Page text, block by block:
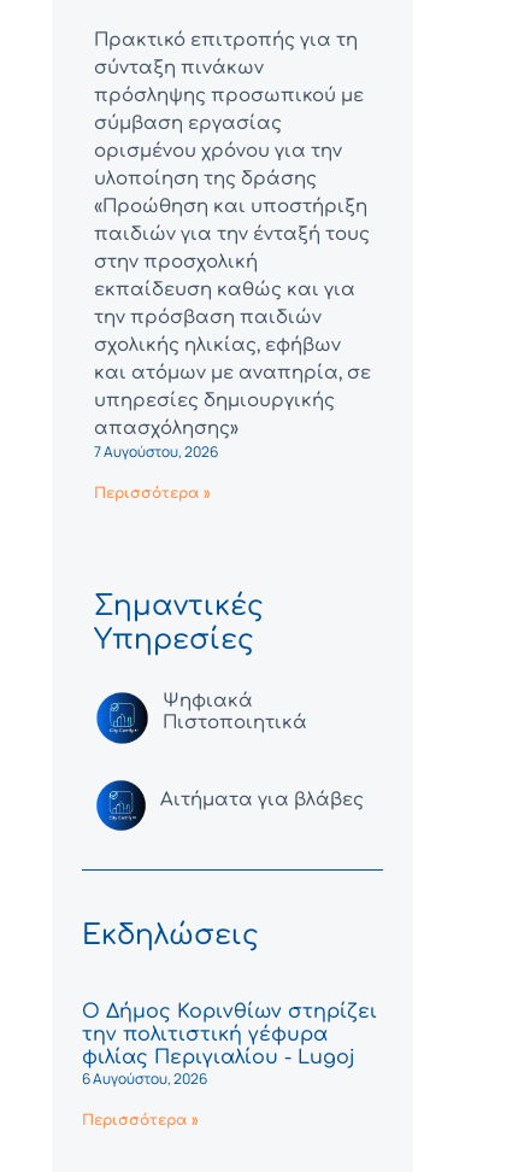
Πρακτικό επιτροπής για τη
σύνταξη πινάκων
πρόσληψης προσωπικού με
σύμβαση εργασίας
ορισμένου χρόνου για την
υλοποίηση της δράσης
«Προώθηση και υποστήριξη
παιδιών για την ένταξή τους
στην προσχολική
εκπαίδευση καθώς και για
την πρόσβαση παιδιών
σχολικής ηλικίας, εφήβων
και ατόμων με αναπηρία, σε
υπηρεσίες δημιουργικής
απασχόλησης»
7 Αυγούστου, 2026
Περισσότερα »
Σημαντικές
Υπηρεσίες
Ψηφιακά
Πιστοποιητικά
Αιτήματα για βλάβες
Εκδηλώσεις
Ο Δήμος Κορινθίων στηρίζει
την πολιτιστική γέφυρα
φιλίας Περιγιαλίου - Lugoj
6 Αυγούστου, 2026
Περισσότερα »